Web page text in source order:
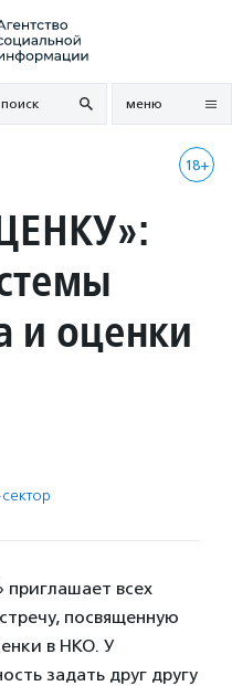
поиск меню
18+
и оценки
приглашает всех
посвященную
в НКО. У
задать друг другу